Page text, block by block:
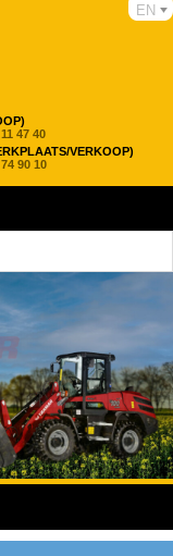
47 40
VERKOOP)
90 10
EN